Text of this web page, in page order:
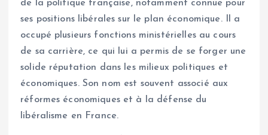
de la politique française, notamment connue pour
ses positions libérales sur le plan économique. Il a
occupé plusieurs fonctions ministérielles au cours
de sa carrière, ce qui lui a permis de se forger une
solide réputation dans les milieux politiques et
économiques. Son nom est souvent associé aux
réformes économiques et à la défense du
libéralisme en France.